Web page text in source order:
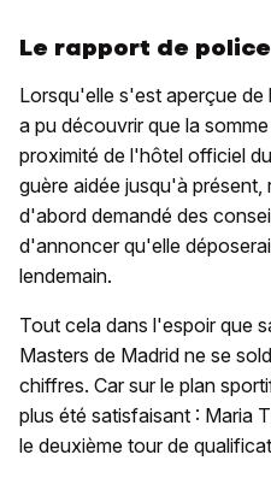
Le rapport de
Lorsqu'elle s'est aperçue de
a pu découvrir que la
proximité de l'hôtel officiel
guère aidée jusqu'à présent,
d'abord demandé des
d'annoncer qu'elle
lendemain.
Tout cela dans l'espoir que
Masters de Madrid ne se
chiffres. Car sur le plan
plus été satisfaisant : Maria
le deuxième tour de